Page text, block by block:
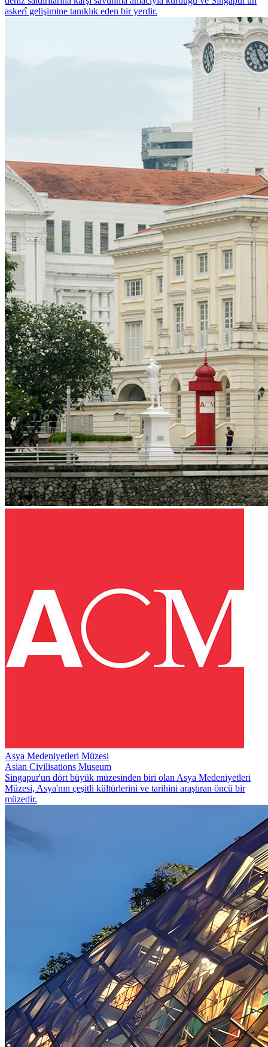
askerî gelişimine tanıklık eden bir yerdir.
Asya Medeniyetleri Müzesi
Asian Civilisations Museum
Singapur'un dört büyük müzesinden biri olan Asya Medeniyetleri
Müzesi, Asya'nın çeşitli kültürlerini ve tarihini araştıran öncü bir
müzedir.